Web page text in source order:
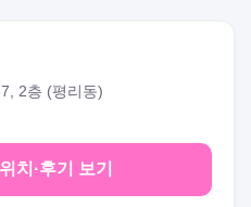
2층 (평리동)
치·후기 보기